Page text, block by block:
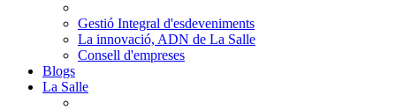
Gestió Integral d'esdeveniments
La innovació, ADN de La Salle
Consell d'empreses
Blogs
La Salle